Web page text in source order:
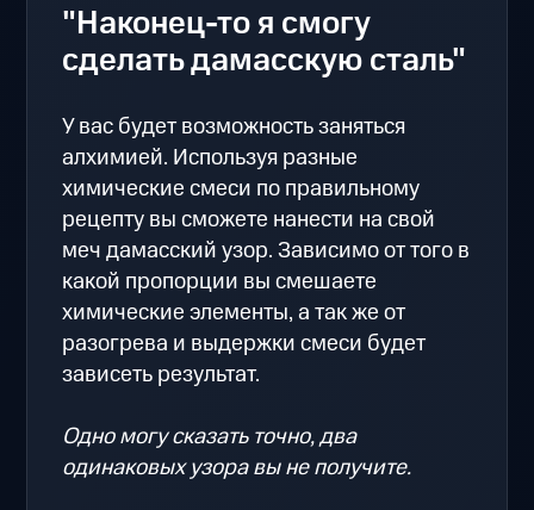
"Наконец-то я смогу
сделать дамасскую сталь"
У вас будет возможность заняться
алхимией. Используя разные
химические смеси по правильному
рецепту вы сможете нанести на свой
меч дамасский узор. Зависимо от того в
какой пропорции вы смешаете
химические элементы, а так же от
разогрева и выдержки смеси будет
зависеть результат.
Одно могу сказать точно, два
одинаковых узора вы не получите.